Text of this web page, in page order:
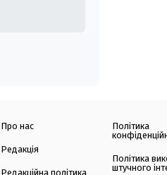
Про нас
Редакція
Редакційна політика
Політика
Політика
штучного